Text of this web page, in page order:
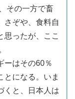
その一方で畜
さぞや、食料自
思ったが、ここ
ーはその60％
とになる。いま
くと、日本人は